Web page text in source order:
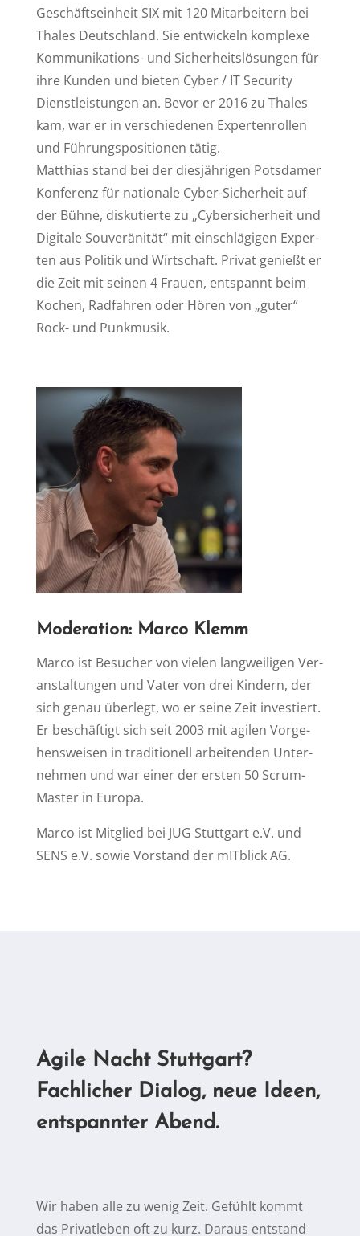
Ge­schäfts­ein­heit SIX mit 120 Mit­ar­bei­tern bei
Tha­les Deutsch­land. Sie ent­wi­ckeln kom­ple­xe
Kom­mu­ni­ka­ti­ons- und Si­cher­heits­lö­sun­gen für
ih­re Kun­den und bie­ten Cy­ber / IT Se­cu­ri­ty
Dienst­leis­tun­gen an. Be­vor er 2016 zu Tha­les
kam, war er in ver­schie­de­nen Ex­per­ten­rol­len
und Füh­rungs­po­si­tio­nen tä­tig.
Mat­thi­as stand bei der dies­jäh­ri­gen Pots­da­mer
Kon­fe­renz für na­tio­na­le Cy­ber-Si­cher­heit auf
der Büh­ne, dis­ku­tier­te zu „Cy­ber­si­cher­heit und
Di­gi­ta­le Sou­ve­rä­ni­tät“ mit ein­schlä­gi­gen Ex­per­
ten aus Po­li­tik und Wirt­schaft. Pri­vat ge­nießt er
die Zeit mit sei­nen 4 Frau­en, ent­spannt beim
Ko­chen, Rad­fah­ren oder Hö­ren von „gu­ter“
Rock- und Punkmusik.
Mo­de­ra­ti­on: Mar­co Klemm
Mar­co ist Be­su­cher von vie­len lang­wei­li­gen Ver­
an­stal­tun­gen und Va­ter von drei Kin­dern, der
sich ge­nau über­legt, wo er sei­ne Zeit in­ves­tiert.
Er be­schäf­tigt sich seit 2003 mit agi­len Vor­ge­
hens­wei­sen in tra­di­tio­nell ar­bei­ten­den Un­ter­
neh­men und war ei­ner der ers­ten 50 Scrum-
Mas­ter in Europa.
Mar­co ist Mit­glied bei JUG Stutt­gart e.V. und
SENS e.V. so­wie Vor­stand der mIT­blick AG.
Agi­le Nacht Stuttgart?
Fach­li­cher Dia­log, neue Ideen,
ent­spann­ter Abend.
Wir ha­ben al­le zu we­nig Zeit. Ge­fühlt kommt
das Pri­vat­le­ben oft zu kurz. Dar­aus ent­stand